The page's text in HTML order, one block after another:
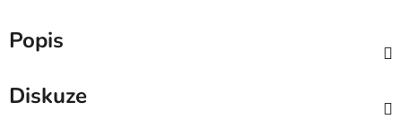
Popis
Diskuze